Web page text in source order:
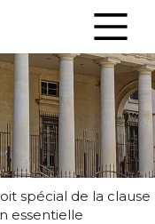
spécial de la clause
essentielle